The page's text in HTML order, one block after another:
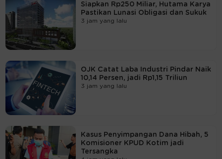
Siapkan Rp250 Miliar, Hutama Karya
Pastikan Lunasi Obligasi dan Sukuk
3 jam yang lalu
OJK Catat Laba Industri Pindar Naik
10,14 Persen, jadi Rp1,15 Triliun
3 jam yang lalu
Kasus Penyimpangan Dana Hibah, 5
Komisioner KPUD Kotim jadi
Tersangka